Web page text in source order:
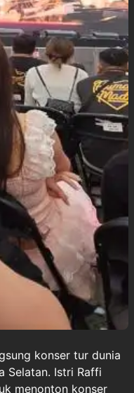
konser tur dunia
Selatan. Istri Raffi
menonton konser